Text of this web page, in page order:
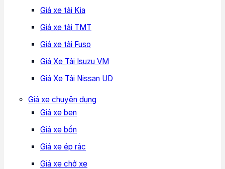
Giá xe tải Kia
Giá xe tải TMT
Giá xe tải Fuso
Giá Xe Tải Isuzu VM
Giá Xe Tải Nissan UD
Giá xe chuyên dụng
Giá xe ben
Giá xe bồn
Giá xe ép rác
Giá xe chở xe